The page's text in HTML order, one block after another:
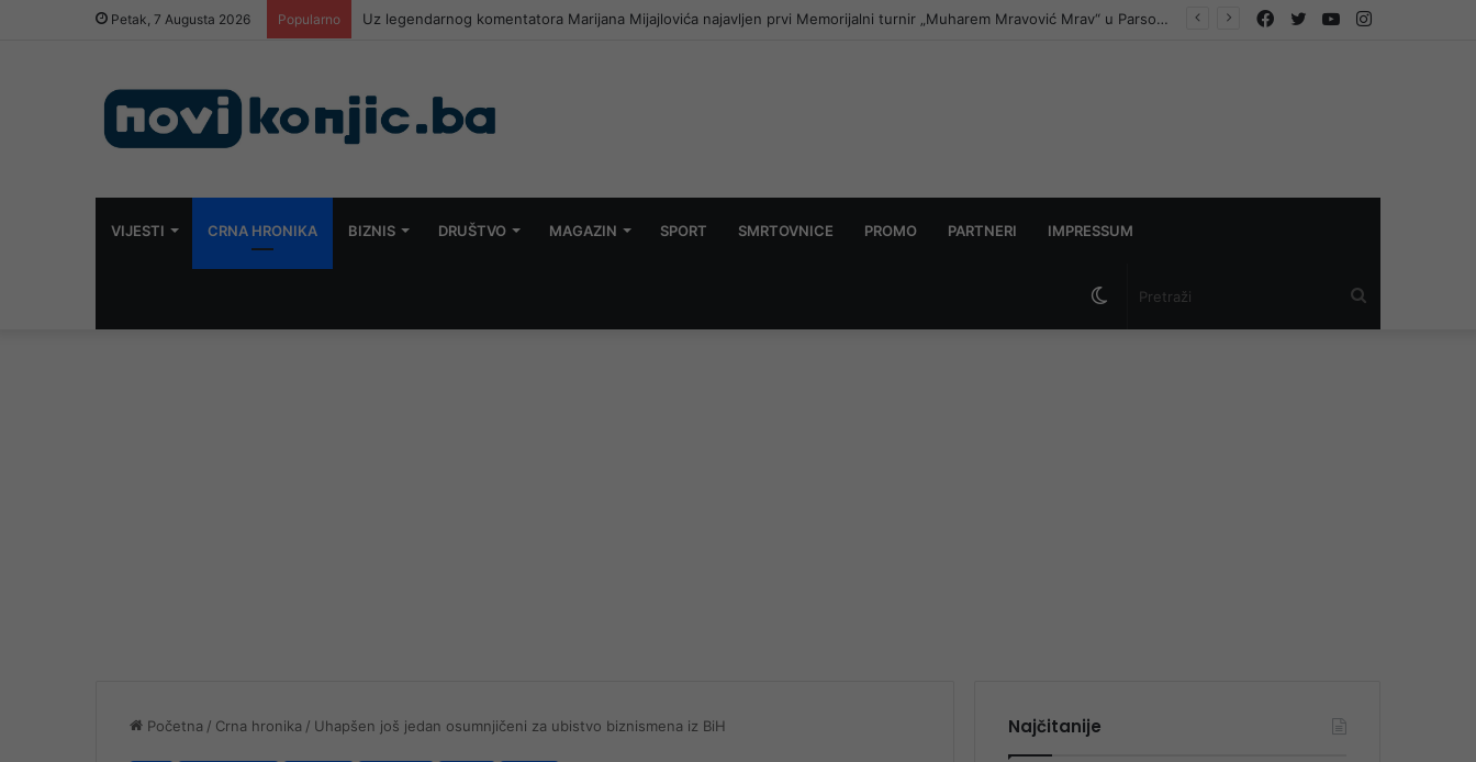
Petak, 7 Augusta 2026 Popularno Uz legendarnog komentatora Marijana Mijajlovića najavljen prvi Memorijalni turnir „Muharem Mravović Mrav“ u Parsovićima Instagram
YouTube
Twitter
Facebook
VIJESTI CRNA HRONIKA BIZNIS DRUŠTVO MAGAZIN SPORT SMRTOVNICE PROMO PARTNERI IMPRESSUM
Switch
Početna / Crna hronika / Uhapšen još jedan osumnjičeni za ubistvo biznismena iz BiH Najčitanije